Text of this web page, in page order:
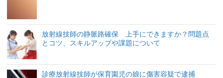
放射線技師の静脈路確保 上手にできますか？問題点
とコツ、スキルアップや課題について
診療放射線技師が保育園児の娘に傷害容疑で逮捕